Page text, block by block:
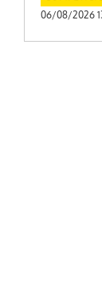
06/08/2026